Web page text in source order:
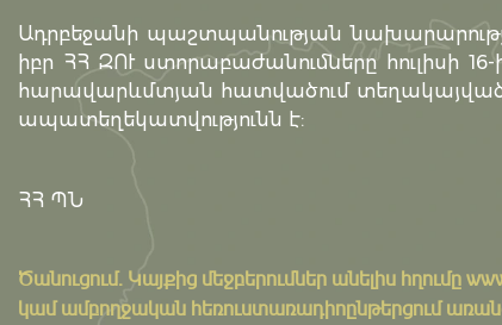
Ադրբեջանի պաշտպանության
իբր ՀՀ ԶՈՒ ստորաբաժանումները հուլիսի
հարավարևմտյան հատվածում տեղակայված
ապատեղեկատվությունն է:
ՀՀ ՊՆ
Ծանուցում․ Կայքից մեջբերումներ անելիս հղումը
կամ ամբողջական հեռուստառադիոընթերցում